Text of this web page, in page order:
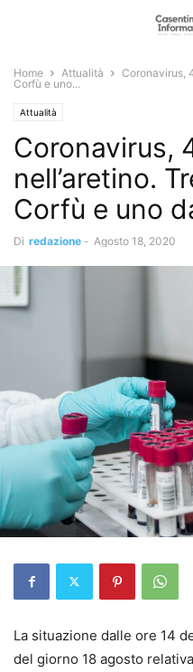
Home Attualità
Coronavirus,
Corfù e uno...
Attualità
Coronavirus,
nell’aretino.
Corfù e uno
Di redazione - Agosto 18, 2020
La situazione dalle ore 14
del giorno 18 agosto